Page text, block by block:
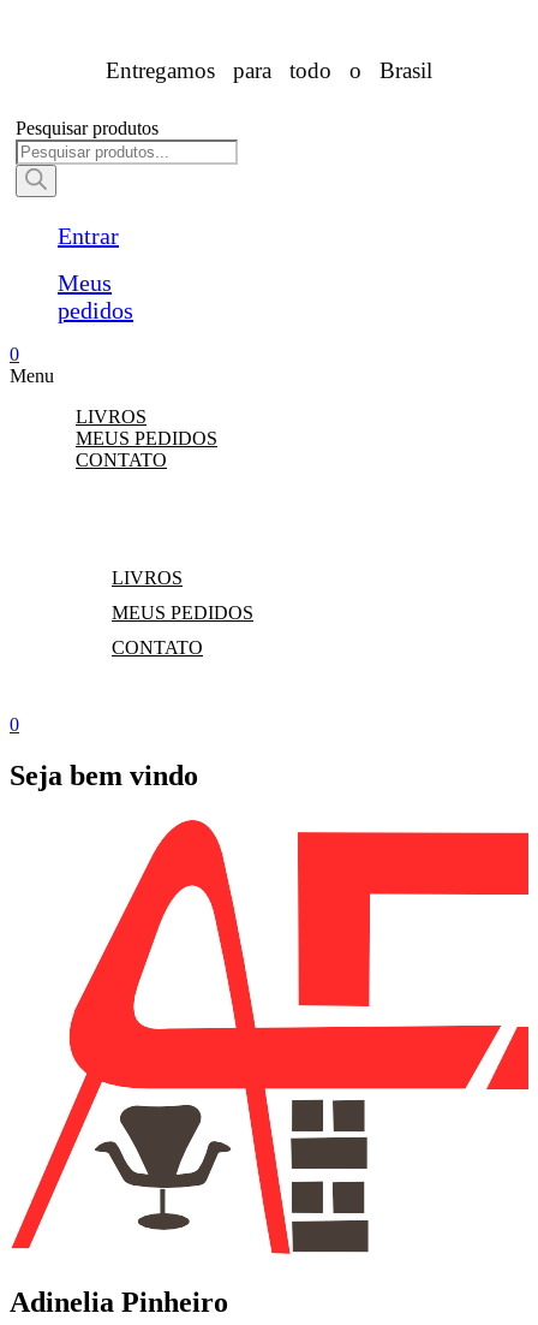
Entregamos para todo o Brasil
Pesquisar produtos
Entrar
Meus
pedidos
0
Menu
LIVROS
MEUS PEDIDOS
CONTATO
LIVROS
MEUS PEDIDOS
CONTATO
0
Seja bem vindo
Adinelia Pinheiro